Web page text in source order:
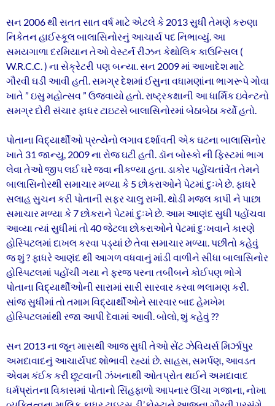
સન 2006 થી સતત સાત વર્ષ માટે એટલે કે 2013 સુધી તેમણે કરુણા
નિકેતન હાઈસ્કૂલ બાલાસિનોરનું આચાર્ય પદ નિભાવ્યું. આ
સમયગાળા દરમિયાન તેઓ વેસ્ટર્ન રીઝન કેથોલિક કાઉન્સિલ (
W.R.C.C. ) ના સેક્રેટરી પણ બન્યા. સન 2009 માં આખાદેશ માટે
ગૌરવી ઘડી આવી હતી. સમગ્ર દેશમાં ઈસુના વધામણાંના ભાગરૂપે ગોવા
ખાતે ” ઇસુ મહોત્સવ ” ઉજવાયો હતો. રાષ્ટ્રકક્ષાની આ ધાર્મિક ઇવેન્ટનો
સમગ્ર દોરી સંચાર ફાધર ટાઇટસે બાલાસિનોરમાં બેઠાબેઠા કર્યો હતો.
પોતાના વિદ્યાર્થીઓ પ્રત્યેનો લગાવ દર્શાવતી એક ઘટના બાલાસિનોર
ખાતે 31 જાન્યુ, 2009 ના રોજ ઘટી હતી. ડૉન બોસ્કો ની ફિસ્ટમાં ભાગ
લેવા તેઓ જીપ લઈ ઘરે જવા નીકળ્યા હતા. ડાકોર પહોંચતાંવેંત તેમને
બાલાસિનોરથી સમાચાર મળ્યા કે 5 છોકરાઓને પેટમાં દુઃખે છે. ફાધરે
સલાહ સુચન કરી પોતાની સફર ચાલુ રાખી. થોડી મજલ કાપી ને પાછા
સમાચાર મળ્યા કે 7 છોકરાને પેટમાં દુઃખે છે. આમ આણંદ સુધી પહોંચવા
આવ્યા ત્યાં સુધીમાં તો 40 જેટલા છોકરાઓને પેટમાં દુઃખવાને કારણે
હોસ્પિટલમાં દાખલ કરવા પડ્યાં છે તેવા સમાચાર મળ્યા. પછીતો કહેવું
જ શું ? ફાધરે આણંદ થી આગળ વધવાનું માંડી વાળીને સીધા બાલાસિનોર
હોસ્પિટલમાં પહોંચી ગયા ને ફરજ પરના તબીબને કોઈપણ ભોગે
પોતાના વિદ્યાર્થીઓની સારામાં સારી સારવાર કરવા ભલામણ કરી.
સાંજ સુધીમાં તો તમામ વિદ્યાર્થીઓને સારવાર બાદ હેમખેમ
હોસ્પિટલમાંથી રજા આપી દેવામાં આવી. બોલો, શું કહેવું ??
સન 2013 ના જૂન માસથી આજ સુધી તેઓ સેંટ ઝેવિયર્સ મિર્ઝાપુર
અમદાવાદનું આચાર્યપદ શોભાવી રહ્યાં છે. સાહસ, સમર્પણ, આવડત
એવમ કંઈક કરી છૂટવાની ઝંખનાથી ઓતપ્રોત થઈને અમદાવાદ
ધર્મપ્રાંતના વિકાસમાં પોતાનો સિંહફાળો આપનાર ઊંચા ગજાના, નોખા